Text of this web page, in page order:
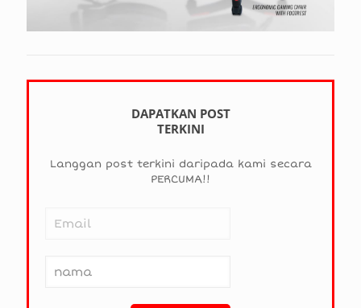
DAPATKAN POST
TERKINI
Langgan post terkini daripada kami secara
PERCUMA!!